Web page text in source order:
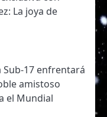
La joya de
Sub-17 enfrentará
amistoso
el Mundial